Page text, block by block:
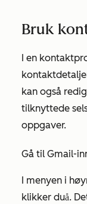
Bruk
I en
kan også
tilknyttede
oppgaver.
Gå til Gmail-
I menyen i
klikker dupå.